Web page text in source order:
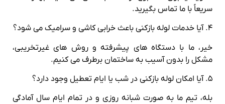
سریعاً با ما تماس بگیرید.
خیر، ما با دستگاه‌ های پیشرفته و روش‌ های غیرتخریبی،
مشکل را بدون آسیب به ساختمان برطرف می‌ کنیم.
بله، تیم ما به‌ صورت شبانه‌ روزی و در تمام ایام سال آمادگی